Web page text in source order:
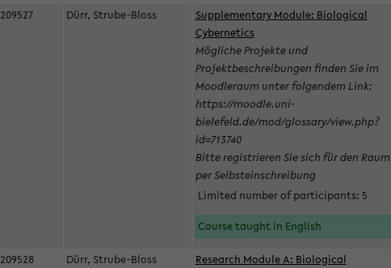
209527 Dürr, Strube-Bloss
Supplementary Module: Biological
Cybernetics
Mögliche Projekte und
Projektbeschreibungen finden Sie im
Moodleraum unter folgendem Link:
https://moodle.uni-
bielefeld.de/mod/glossary/view.php?
id=713740
Bitte registrieren Sie sich für den Raum
per Selbsteinschreibung
Limited number of participants: 5
Course taught in English
209528 Dürr, Strube-Bloss
Research Module A: Biological